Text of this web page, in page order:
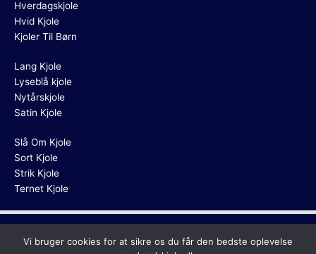
Hverdagskjole
Hvid Kjole
Kjoler Til Børn
Lang Kjole
Lyseblå kjole
Nytårskjole
Satin Kjole
Slå Om Kjole
Sort Kjole
Strik Kjole
Ternet Kjole
Copyright © 2026 Rød Kjole
Vi bruger cookies for at sikre os du får den bedste oplevelse